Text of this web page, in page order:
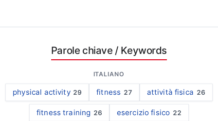
Parole chiave / Keywords
ITALIANO
physical activity 29 fitness 27 attività fisica 26
fitness training 26 esercizio fisico 22